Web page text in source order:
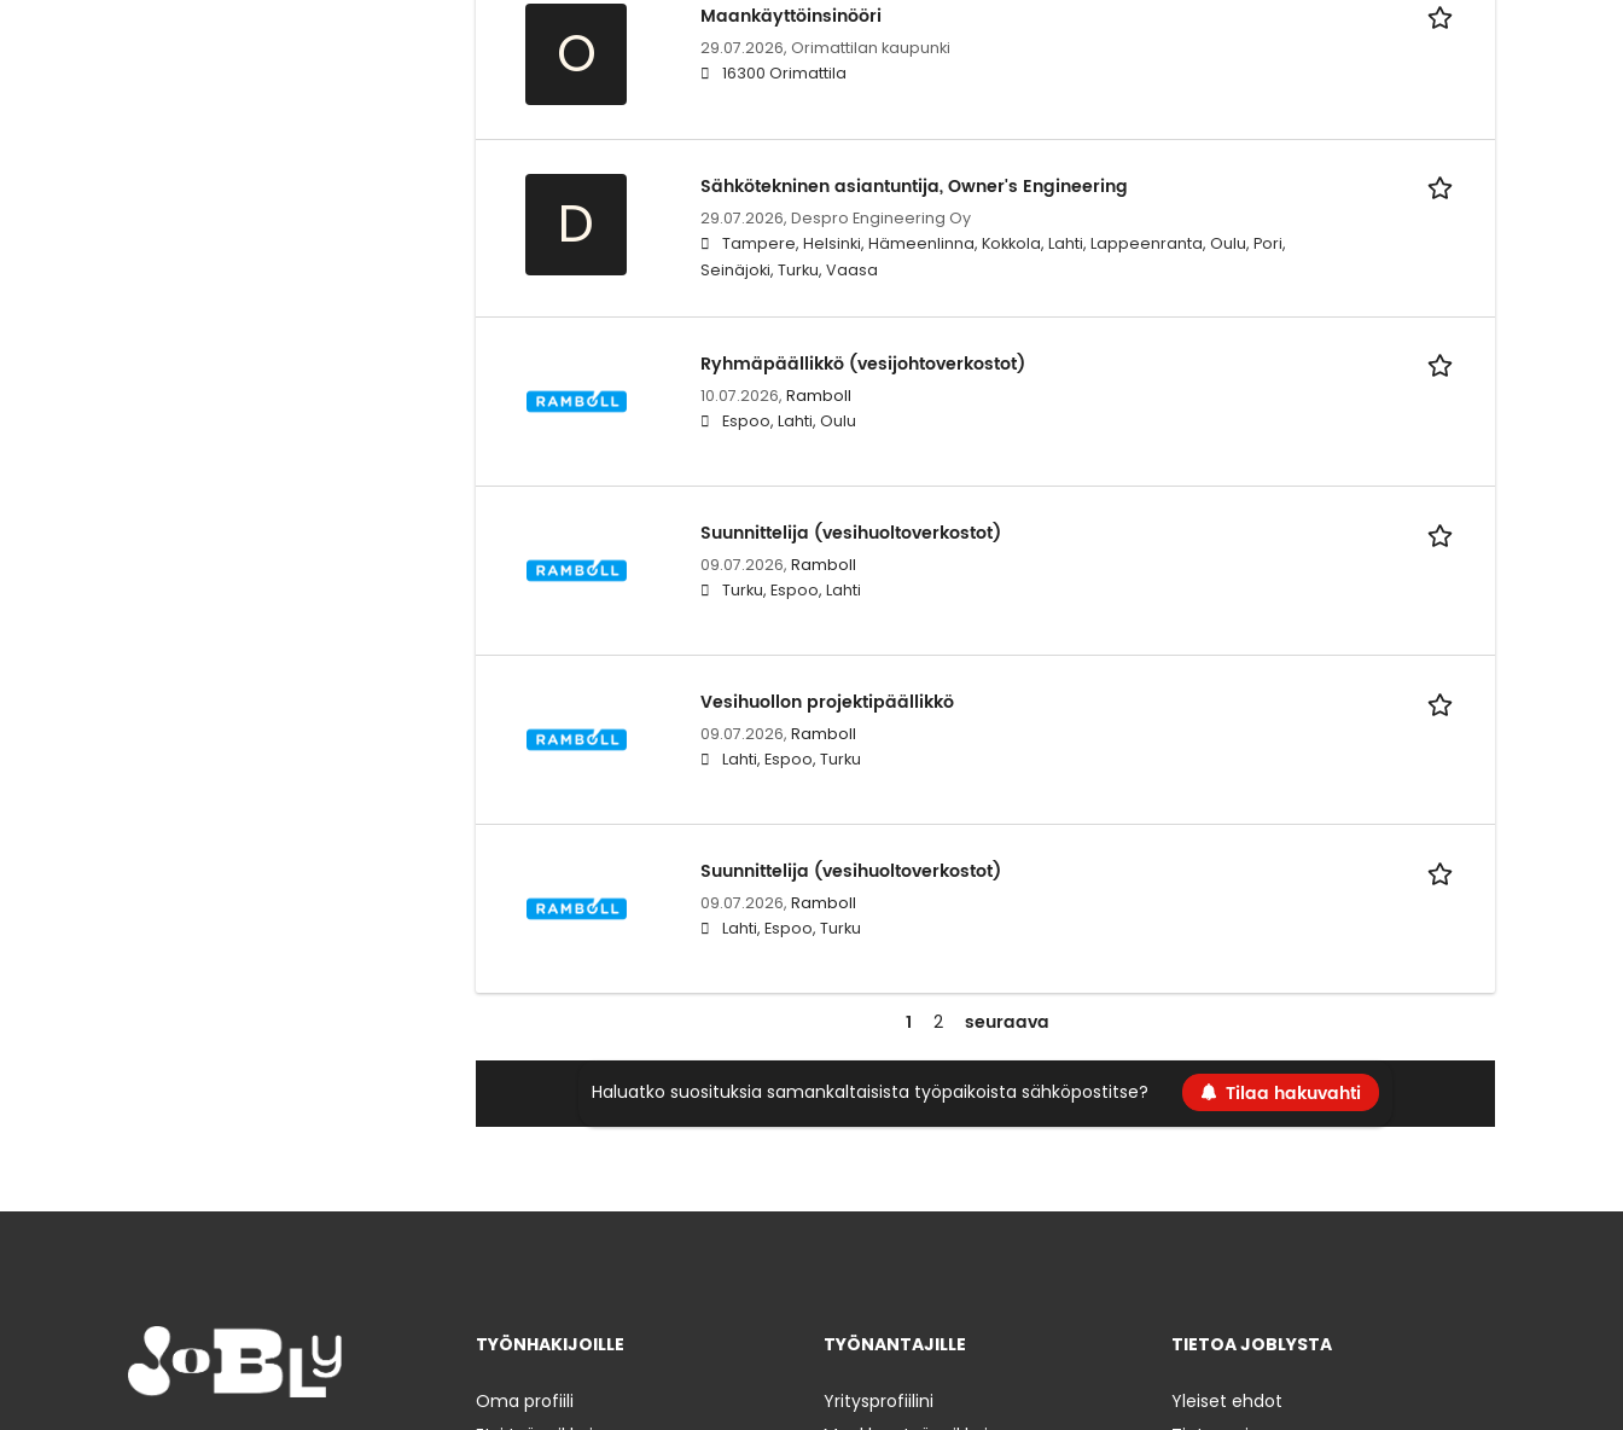
O
Maankäyttöinsinööri
29.07.2026, Orimattilan kaupunki
16300 Orimattila
D
Sähkötekninen asiantuntija, Owner's Engineering
29.07.2026, Despro Engineering Oy
Tampere, Helsinki, Hämeenlinna, Kokkola, Lahti, Lappeenranta, Oulu, Pori,
Seinäjoki, Turku, Vaasa
Ryhmäpäällikkö (vesijohtoverkostot)
10.07.2026, Ramboll
Espoo, Lahti, Oulu
Suunnittelija (vesihuoltoverkostot)
09.07.2026, Ramboll
Turku, Espoo, Lahti
Vesihuollon projektipäällikkö
09.07.2026, Ramboll
Lahti, Espoo, Turku
Suunnittelija (vesihuoltoverkostot)
09.07.2026, Ramboll
Lahti, Espoo, Turku
1 2 seuraava
Haluatko suosituksia samankaltaisista työpaikoista sähköpostitse? Tilaa hakuvahti
TYÖNHAKIJOILLE
Oma profiili
TYÖNANTAJILLE
Yritysprofiilini
TIETOA JOBLYSTA
Yleiset ehdot